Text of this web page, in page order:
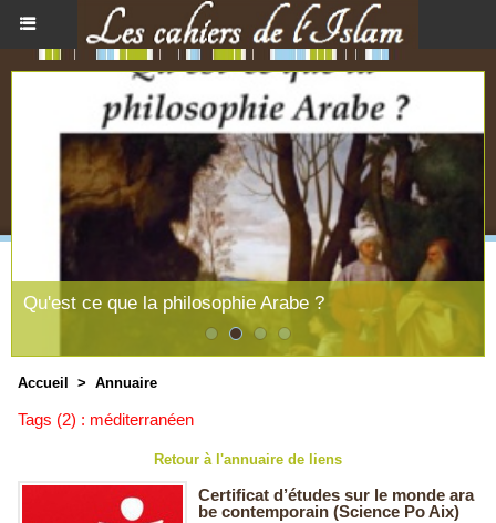
Qu'est ce que la philosophie Arabe ?
Accueil > Annuaire
Tags (2) : méditerranéen
Retour à l'annuaire de liens
Certificat d’études sur le monde ara
be contemporain (Science Po Aix)